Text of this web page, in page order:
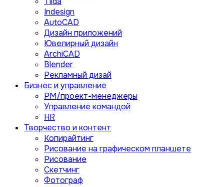
Indesign
AutoCAD
Дизайн приложений
Ювелирный дизайн
ArchiCAD
Blender
Рекламный дизай
Бизнес и управление
PM/проект-менеджеры
Управление командой
HR
Творчество и контент
Копирайтинг
Рисование на графическом планшете
Рисование
Скетчинг
Фотограф